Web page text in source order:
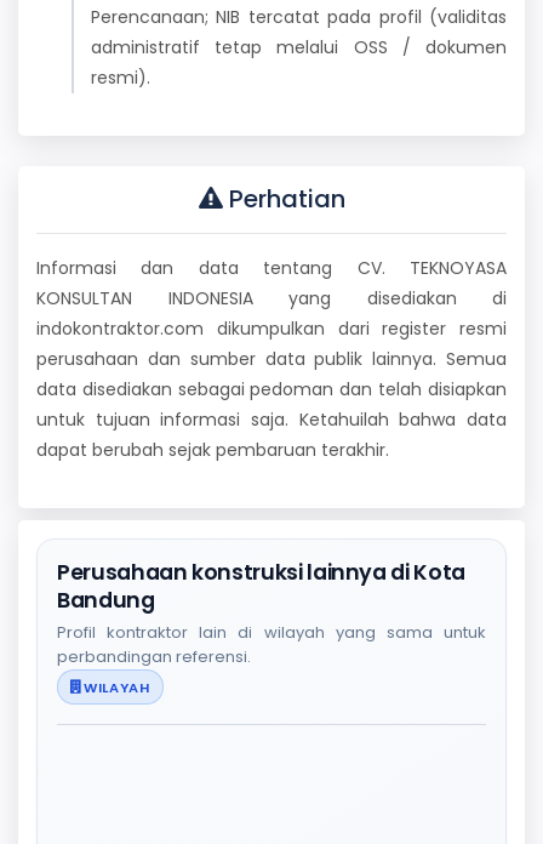
Perencanaan; NIB tercatat pada profil (validitas
administratif tetap melalui OSS / dokumen
resmi).
Perhatian
Informasi dan data tentang CV. TEKNOYASA
KONSULTAN INDONESIA yang disediakan di
indokontraktor.com dikumpulkan dari register resmi
perusahaan dan sumber data publik lainnya. Semua
data disediakan sebagai pedoman dan telah disiapkan
untuk tujuan informasi saja. Ketahuilah bahwa data
dapat berubah sejak pembaruan terakhir.
Perusahaan konstruksi lainnya di Kota
Bandung
Profil kontraktor lain di wilayah yang sama untuk
perbandingan referensi.
WILAYAH